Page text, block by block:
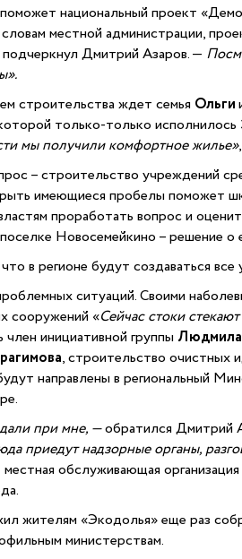
национальный проект
местной администрации,
подчеркнул Дмитрий Азаров. —
строительства ждет семья Ольги
только-только исполнилось
мы получили комфортное жилье»
– строительство учреждений
имеющиеся пробелы поможет
проработать вопрос и
Новосемейкино – решение
в регионе будут создаваться
ситуаций. Своими
сооружений «Сейчас стоки
инициативной группы Людмила
, строительство очистных
направлены в региональный
при мне, —обратился Дмитрий
приедут надзорные органы,
обслуживающая
жителям «Экодолья» еще раз
министерствам.